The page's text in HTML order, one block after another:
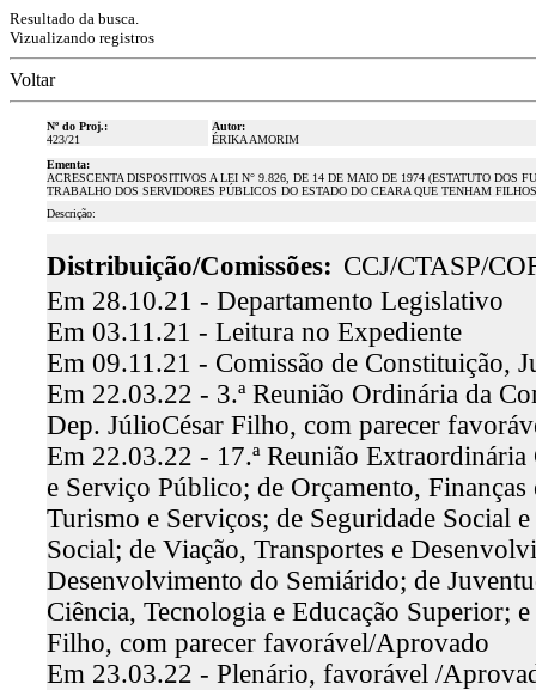
Resultado da busca.
Vizualizando registros
Voltar
Nº do Proj.:
423/21
Autor:
ÉRIKA AMORIM
Ementa:
ACRESCENTA DISPOSITIVOS A LEI N° 9.826, DE 14 DE MAIO DE 1974 (ESTATUTO DOS
TRABALHO DOS SERVIDORES PÚBLICOS DO ESTADO DO CEARA QUE TENHAM
Descrição:
Distribuição/Comissões: CCJ/CTASP/
Em 28.10.21 - Departamento Legislativo
Em 03.11.21 - Leitura no Expediente
Em 09.11.21 - Comissão de Constituição,
Em 22.03.22 - 3.ª Reunião Ordinária da
Dep. JúlioCésar Filho, com parecer
Em 22.03.22 - 17.ª Reunião
e Serviço Público; de Orçamento,
Turismo e Serviços; de Seguridade Social
Social; de Viação, Transportes e
Desenvolvimento do Semiárido; de
Ciência, Tecnologia e Educação Superior;
Filho, com parecer favorável/Aprovado
Em 23.03.22 - Plenário, favorável /